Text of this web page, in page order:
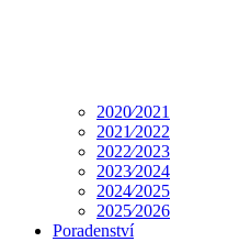
2020⁄2021
2021⁄2022
2022⁄2023
2023⁄2024
2024⁄2025
2025⁄2026
Poradenství